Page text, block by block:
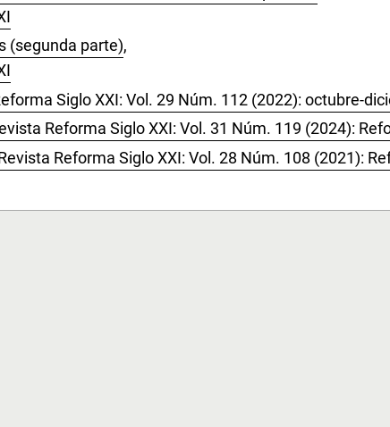
(segunda parte),
Siglo XXI: Vol. 29 Núm. 112 (2022): octubre-
Reforma Siglo XXI: Vol. 31 Núm. 119 (2024):
Reforma Siglo XXI: Vol. 28 Núm. 108 (2021):